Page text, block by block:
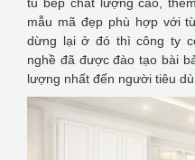
mẫu mã đẹp phù hợp với
dừng lại ở đó thì công ty
nghề đã được đào tạo bài
lượng nhất đến người tiêu